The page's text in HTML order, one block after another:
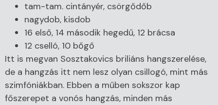
tam-tam. cintányér, csörgődőb
nagydob, kisdob
16 első, 14 második hegedű, 12 brácsa
12 cselló, 10 bőgő
Itt is megvan Sosztakovics briliáns hangszerelése,
de a hangzás itt nem lesz olyan csillogó, mint más
szimfóniákban. Ebben a műben sokszor kap
főszerepet a vonós hangzás, minden más